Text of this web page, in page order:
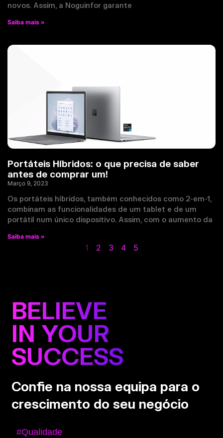
novos. Assim, a Noguinfor garante
Saiba mais »
Portáteis Híbridos: o que precisa de saber
antes de comprar um!
Março 9, 2023
Os portáteis híbridos, também conhecidos como 2-em-1,
combinam as funcionalidades de um tablet e de um
portátil num único dispositivo. Assim, com o aumento da
Saiba mais »
1 2 3 4 5
BELIEVE
IN YOUR
SUCCESS
Confie na nossa equipa para o
crescimento do seu negócio
#Qualidade